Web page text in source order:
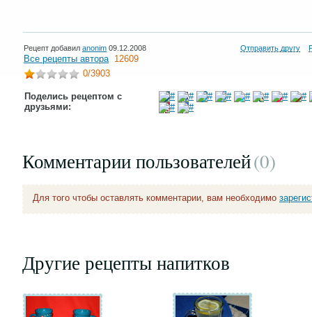
Рецепт добавил anonim 09.12.2008 Отправить другу
Все рецепты автора 12609
0/3903
Поделись рецептом с
друзьями:
Комментарии пользователей(0)
Для того чтобы оставлять комментарии, вам необходимо
Другие рецепты напитков